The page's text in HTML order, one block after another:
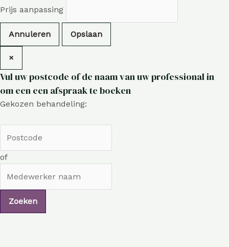
Prijs aanpassing
Annuleren Opslaan
×
Vul uw postcode of de naam van uw professional in
om een een afspraak te boeken
Gekozen behandeling:
of